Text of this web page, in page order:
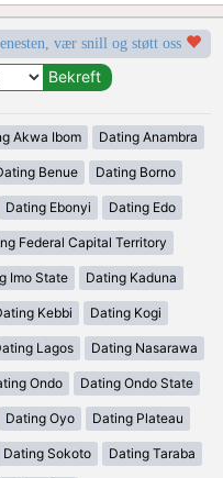
vær snill og støtt oss
Akwa Ibom Dating Anambra
Benue Dating Borno
Dating Ebonyi Dating Edo
Federal Capital Territory
Imo State Dating Kaduna
Kebbi Dating Kogi
Lagos Dating Nasarawa
Ondo Dating Ondo State
Dating Oyo Dating Plateau
Dating Sokoto Dating Taraba